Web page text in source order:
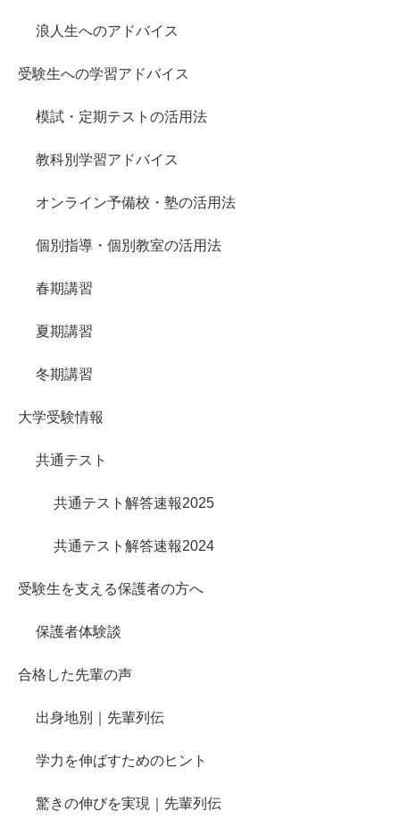
浪人生へのアドバイス
受験生への学習アドバイス
模試・定期テストの活用法
教科別学習アドバイス
オンライン予備校・塾の活用法
個別指導・個別教室の活用法
春期講習
夏期講習
冬期講習
大学受験情報
共通テスト
共通テスト解答速報2025
共通テスト解答速報2024
受験生を支える保護者の方へ
保護者体験談
合格した先輩の声
出身地別｜先輩列伝
学力を伸ばすためのヒント
驚きの伸びを実現｜先輩列伝